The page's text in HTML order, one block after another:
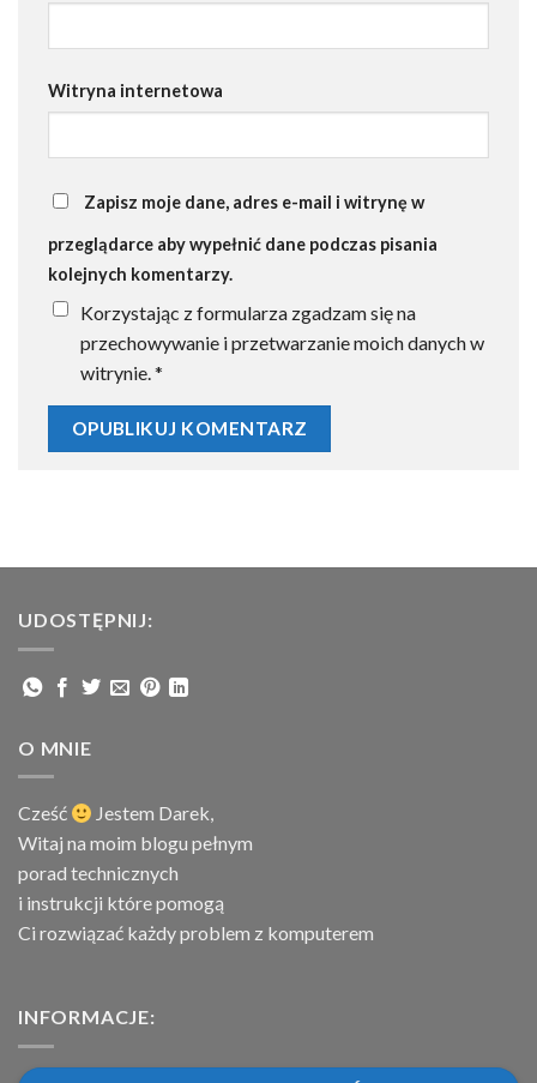
Witryna internetowa
Zapisz moje dane, adres e-mail i witrynę w
przeglądarce aby wypełnić dane podczas pisania
kolejnych komentarzy.
Korzystając z formularza zgadzam się na
przechowywanie i przetwarzanie moich danych w
witrynie.*
UDOSTĘPNIJ:
O MNIE
Cześć Jestem Darek,
Witaj na moim blogu pełnym
porad technicznych
i instrukcji które pomogą
Ci rozwiązać każdy problem z komputerem
INFORMACJE: